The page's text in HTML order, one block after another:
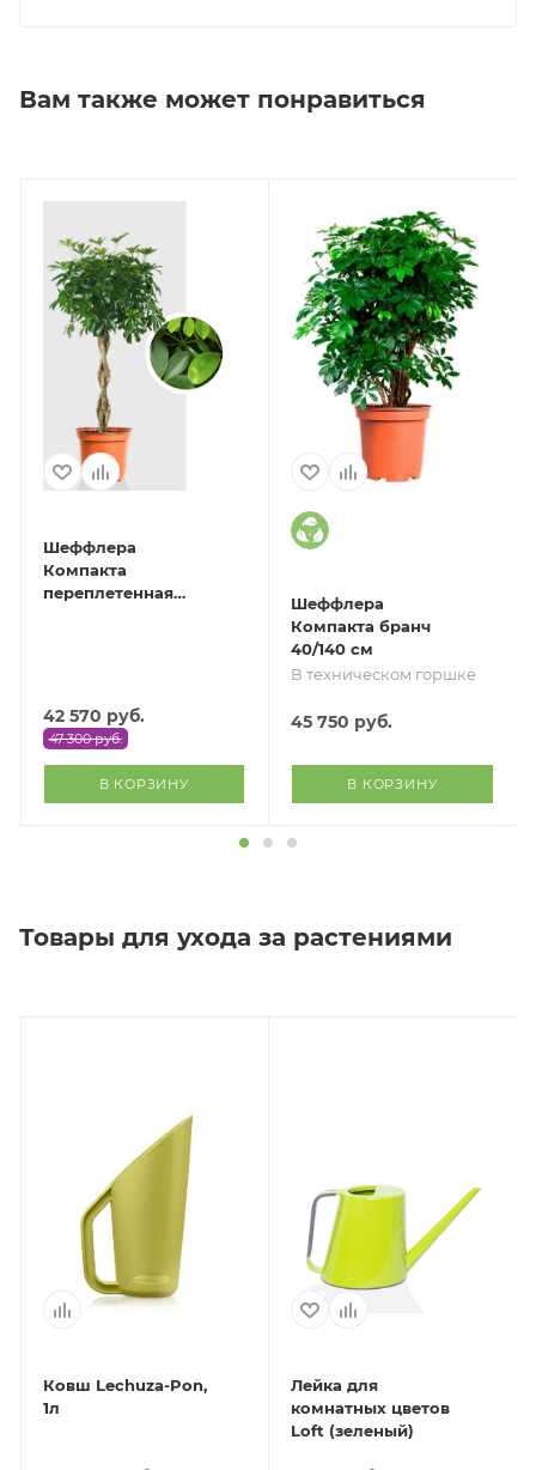
Вам также может понравиться
Шеффлера
Компакта
переплетенная
42 570 руб.
47 300руб.
В КОРЗИНУ
Шеффлера
Компакта бранч
40/140 см
В техническом горшке
45 750 руб.
В КОРЗИНУ
Товары для ухода за растениями
Ковш Lechuza-Pon,
1л
Лейка для
комнатных цветов
Loft (зеленый)